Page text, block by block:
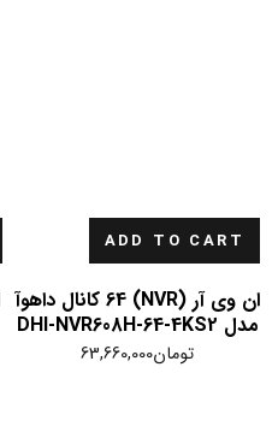
ADD TO CART
ان وی آر (NVR) 64 کانال داهوآ
مدل DHI-NVR608H-64-4KS2
تومان63,660,000